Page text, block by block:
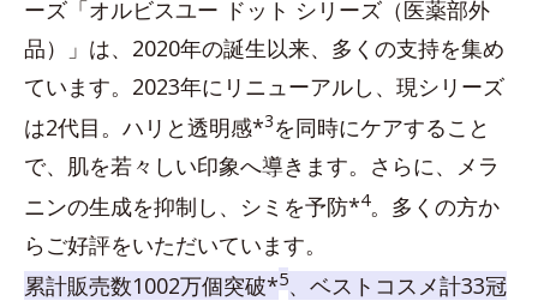
ーズ「オルビスユー ドット シリーズ（医薬部外
品）」は、2020年の誕生以来、多くの支持を集め
ています。2023年にリニューアルし、現シリーズ
は2代目。ハリと透明感*3を同時にケアすること
で、肌を若々しい印象へ導きます。さらに、メラ
ニンの生成を抑制し、シミを予防*4。多くの方か
らご好評をいただいています。
累計販売数1002万個突破*5、ベストコスメ計33冠